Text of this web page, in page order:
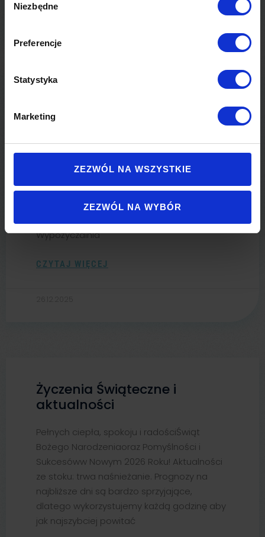
zgody
Niezbędne
Preferencje
Statystyka
Marketing
ZEZWÓL NA WSZYSTKIE
ZEZWÓL NA WYBÓR
29.12.2025
narciarski 2025/26
Drodzy narciarze i snowboardziści, Jutro
(sobota) KiczeraSki rozpoczyna sezon
narciarski 2025/26 Zapraszamy w godz. 9:00
-21:00 Czynna będzie kolej krzesełkowa i
trasa nr 1 Do Waszej dyspozycji będą jak
Wypożyczalnia
CZYTAJ WIĘCEJ
Życzenia Świąteczne i
aktualności
Pełnych ciepła, spokoju i radościŚwiąt
Bożego Narodzeniaoraz Pomyślności i
Sukcesóww Nowym 2026 Roku! Aktualności
ze stoku: trwa naśnieżanie. Prognozy na
najbliższe dni są bardzo sprzyjające,
dlatego wykorzystujemy każdą godzinę aby
jak najszybciej powitać